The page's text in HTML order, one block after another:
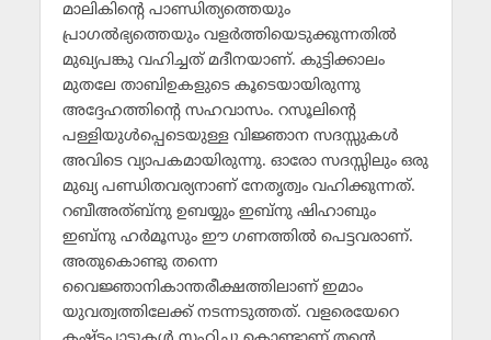
മാലികിന്റെ പാണ്ഡിത്യത്തെയും
പ്രാഗല്‍ഭ്യത്തെയും വളര്‍ത്തിയെടുക്കുന്നതില്‍
മുഖ്യപങ്കു വഹിച്ചത് മദീനയാണ്. കുട്ടിക്കാലം
മുതലേ താബിഉകളുടെ കൂടെയായിരുന്നു
അദ്ദേഹത്തിന്റെ സഹവാസം. റസൂലിന്റെ
പള്ളിയുള്‍പ്പെടെയുള്ള വിജ്ഞാന സദസ്സുകള്‍
അവിടെ വ്യാപകമായിരുന്നു. ഓരോ സദസ്സിലും ഒരു
മുഖ്യ പണ്ഡിതവര്യനാണ് നേതൃത്വം വഹിക്കുന്നത്.
റബീഅത്ബ്‌നു ഉബയ്യും ഇബ്‌നു ഷിഹാബും
ഇബ്‌നു ഹര്‍മൂസും ഈ ഗണത്തില്‍ പെട്ടവരാണ്.
അതുകൊണ്ടു തന്നെ
വൈജ്ഞാനികാന്തരീക്ഷത്തിലാണ് ഇമാം
യുവത്വത്തിലേക്ക് നടന്നടുത്തത്. വളരെയേറെ